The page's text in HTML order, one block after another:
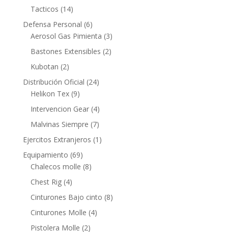
Tacticos (14)
Defensa Personal (6)
Aerosol Gas Pimienta (3)
Bastones Extensibles (2)
Kubotan (2)
Distribución Oficial (24)
Helikon Tex (9)
Intervencion Gear (4)
Malvinas Siempre (7)
Ejercitos Extranjeros (1)
Equipamiento (69)
Chalecos molle (8)
Chest Rig (4)
Cinturones Bajo cinto (8)
Cinturones Molle (4)
Pistolera Molle (2)